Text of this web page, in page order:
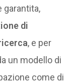
garantita,
di
, e per
un modello di
come di